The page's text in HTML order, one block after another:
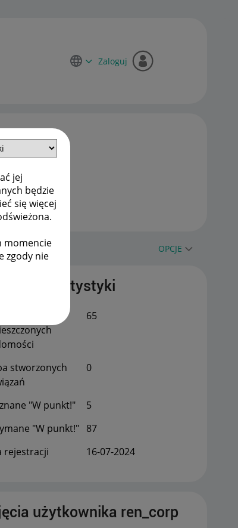
jej
będzie
się więcej
momencie
zgody nie
Zaloguj
OPCJE
statystyki
65
stworzonych
0
"W punkt!"
5
"W punkt!"
87
rejestracji
‎16-07-2024
użytkownika ren_corp